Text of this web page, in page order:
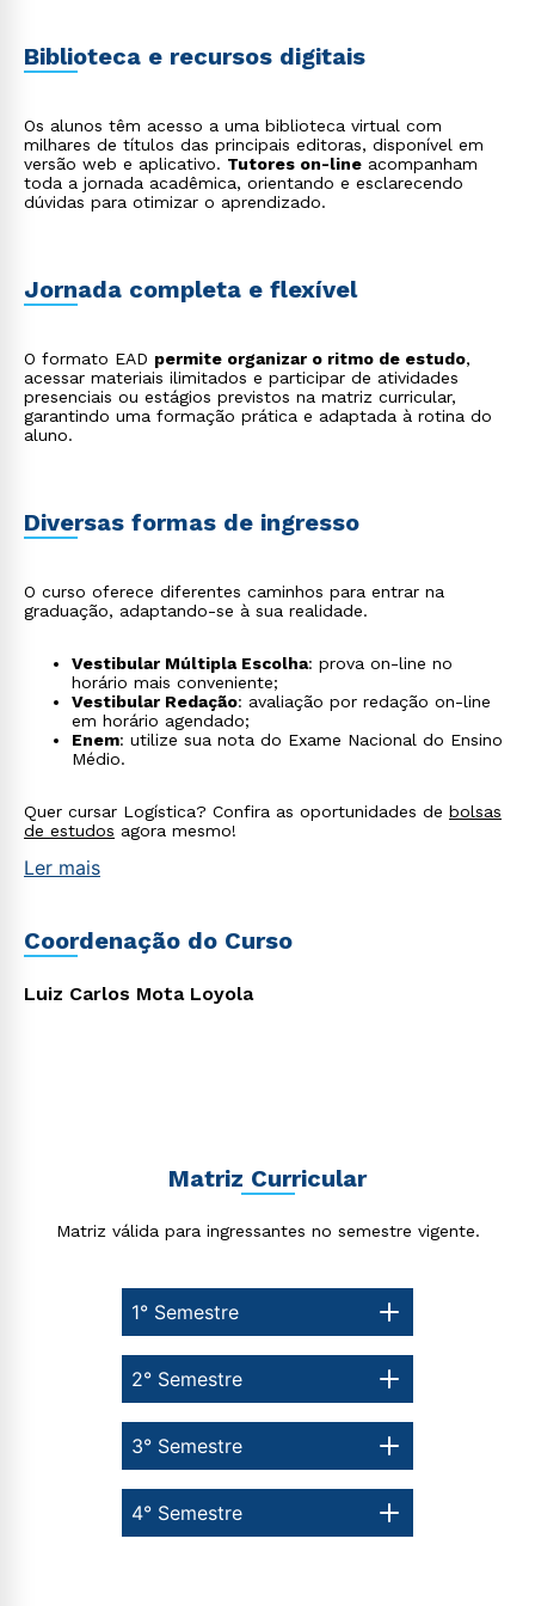
Biblioteca e recursos digitais
Os alunos têm acesso a uma biblioteca virtual com
milhares de títulos das principais editoras, disponível em
versão web e aplicativo. Tutores on-line acompanham
toda a jornada acadêmica, orientando e esclarecendo
dúvidas para otimizar o aprendizado.
Jornada completa e flexível
O formato EAD permite organizar o ritmo de estudo,
acessar materiais ilimitados e participar de atividades
presenciais ou estágios previstos na matriz curricular,
garantindo uma formação prática e adaptada à rotina do
aluno.
Diversas formas de ingresso
O curso oferece diferentes caminhos para entrar na
graduação, adaptando-se à sua realidade.
Vestibular Múltipla Escolha: prova on-line no
horário mais conveniente;
Vestibular Redação: avaliação por redação on-line
em horário agendado;
Enem: utilize sua nota do Exame Nacional do Ensino
Médio.
Quer cursar Logística? Confira as oportunidades de bolsas
de estudos agora mesmo!
Ler mais
Coordenação do Curso
Luiz Carlos Mota Loyola
Matriz Curricular
Matriz válida para ingressantes no semestre vigente.
1° Semestre
4° Semestre
3° Semestre
2° Semestre
ou
envio de conteúdos da Cruzeiro do Sul.